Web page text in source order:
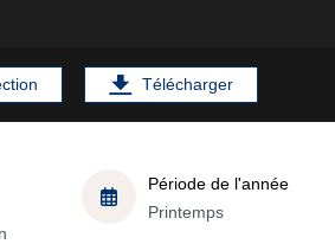
Télécharger
Période de l'année
Printemps